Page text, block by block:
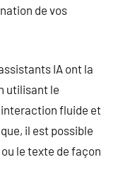
de vos
IA ont la
utilisant le
fluide et
il est possible
le texte de façon